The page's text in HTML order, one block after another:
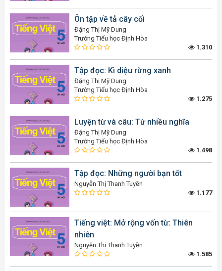
Ôn tập về tả cây cối
Đặng Thị Mỹ Dung
Trường Tiểu học Định Hòa
1.310
Tập đọc: Kì diệu rừng xanh
Đặng Thị Mỹ Dung
Trường Tiểu học Định Hòa
1.275
Luyện từ và câu: Từ nhiều nghĩa
Đặng Thị Mỹ Dung
Trường Tiểu học Định Hòa
1.498
Tập đọc: Những người bạn tốt
Nguyễn Thị Thanh Tuyền
1.177
Tiếng việt: Mở rộng vốn từ: Thiên
nhiên
Nguyễn Thị Thanh Tuyền
1.585